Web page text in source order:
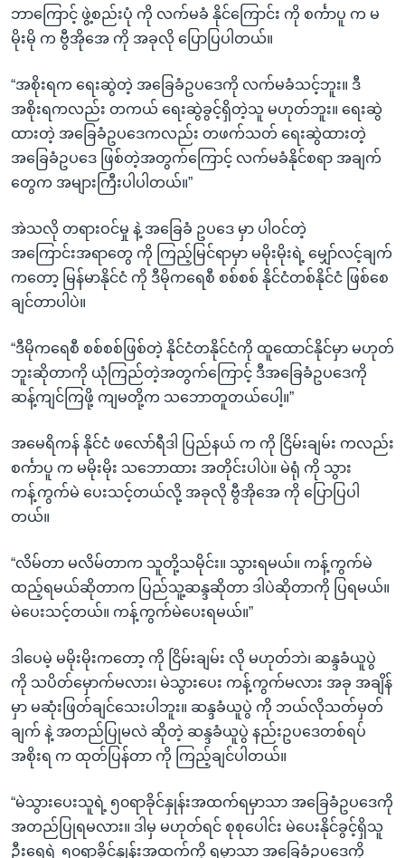
ရှာဖွေ
ရန်
နေရာ
သို့
ကျော်
ရန်
ဘာသာစကားများ
ဘာကြောင့် ဖွဲ့စည်းပုံ ကို လက်မခံ နိုင်ကြောင်း ကို စင်္ကာပူ က မ
မိုးမို က ဗွီအိုအေ ကို အခုလို ပြောပြပါတယ်။
“အစိုးရက ရေးဆွဲတဲ့ အခြေခံဥပဒေကို လက်မခံသင့်ဘူး။ ဒီ
အစိုးရကလည်း တကယ် ရေးဆွဲခွင့်ရှိတဲ့သူ မဟုတ်ဘူး။ ရေးဆွဲ
ထားတဲ့ အခြေခံဥပဒေကလည်း တဖက်သတ် ရေးဆွဲထားတဲ့
အခြေခံဥပဒေ ဖြစ်တဲ့အတွက်ကြောင့် လက်မခံနိုင်စရာ အချက်
တွေက အများကြီးပါပါတယ်။”
အဲသလို တရားဝင်မှု နဲ့ အခြေခံ ဥပဒေ မှာ ပါဝင်တဲ့
အကြောင်းအရာတွေ ကို ကြည့်မြင်ရာမှာ မမိုးမိုးရဲ့ မျှော်လင့်ချက်
ကတော့ မြန်မာနိုင်ငံ ကို ဒီမိုကရေစီ စစ်စစ် နိုင်ငံတစ်နိုင်ငံ ဖြစ်စေ
ချင်တာပါပဲ။
“ဒီမိုကရေစီ စစ်စစ်ဖြစ်တဲ့ နိုင်ငံတနိုင်ငံကို ထူထောင်နိုင်မှာ မဟုတ်
ဘူးဆိုတာကို ယုံကြည်တဲ့အတွက်ကြောင့် ဒီအခြေခံဥပဒေကို
ဆန့်ကျင်ကြဖို့ ကျမတို့က သဘောတူတယ်ပေါ့။”
အမေရိကန် နိုင်ငံ ဖလော်ရီဒါ ပြည်နယ် က ကို ငြိမ်းချမ်း ကလည်း
စင်္ကာပူ က မမိုးမိုး သဘောထား အတိုင်းပါပဲ။ မဲရုံ ကို သွား
ကန့်ကွက်မဲ ပေးသင့်တယ်လို့ အခုလို ဗွီအိုအေ ကို ပြောပြပါ
တယ်။
“လိမ်တာ မလိမ်တာက သူတို့သမိုင်း။ သွားရမယ်။ ကန့်ကွက်မဲ
ထည့်ရမယ်ဆိုတာက ပြည်သူ့ဆန္ဒဆိုတာ ဒါပဲဆိုတာကို ပြရမယ်။
မဲပေးသင့်တယ်။ ကန့်ကွက်မဲပေးရမယ်။”
ဒါပေမဲ့ မမိုးမိုးကတော့ ကို ငြိမ်းချမ်း လို မဟုတ်ဘဲ၊ ဆန္ဒခံယူပွဲ
ကို သပိတ်မှောက်မလား၊ မဲသွားပေး ကန့်ကွက်မလား အခု အချိန်
မှာ မဆုံးဖြတ်ချင်သေးပါဘူး။ ဆန္ဒခံယူပွဲ ကို ဘယ်လိုသတ်မှတ်
ချက် နဲ့ အတည်ပြုမလဲ ဆိုတဲ့ ဆန္ဒခံယူပွဲ နည်းဥပဒေတစ်ရပ်
အစိုးရ က ထုတ်ပြန်တာ ကို ကြည့်ချင်ပါတယ်။
“မဲသွားပေးသူရဲ့ ၅၀ရာခိုင်နှုန်းအထက်ရမှာသာ အခြေခံဥပဒေကို
အတည်ပြုရမလား။ ဒါမှ မဟုတ်ရင် စုစုပေါင်း မဲပေးနိုင်ခွင့်ရှိသူ
ဦးရေရဲ့ ၅၀ရာခိုင်နှုန်းအထက်ကို ရမှာသာ အခြေခံဥပဒေကို